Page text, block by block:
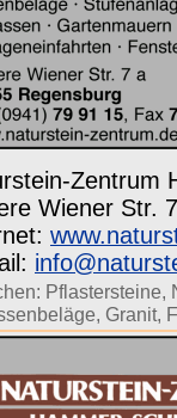
Zentrum
Wiener Str.
Pflastersteine,
, Granit,